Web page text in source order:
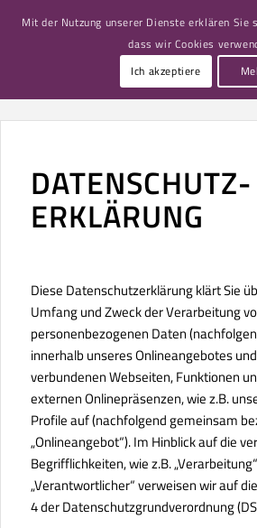
DATENSCHUTZ­
ERKLÄRUNG
Diese Datenschutzerklärung klärt Sie
Umfang und Zweck der Verarbeitung
personenbezogenen Daten
innerhalb unseres Onlineangebotes
verbundenen Webseiten, Funktionen
externen Onlinepräsenzen, wie z.B.
Profile auf (nachfolgend gemeinsam
„Onlineangebot“). Im Hinblick auf die
Begrifflichkeiten, wie z.B.
„Verantwortlicher“ verweisen wir auf
4 der Datenschutzgrundverordnung
Mit der Nutzung unserer Dienste erklären Sie
dass wir Cookies
Ich akzeptiere